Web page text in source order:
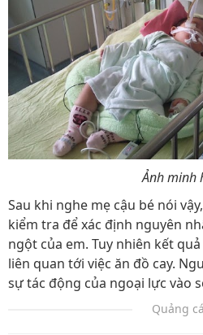
Ảnh minh
Sau khi nghe mẹ cậu bé nói
kiểm tra để xác định nguyên
ngột của em. Tuy nhiên kết
liên quan tới việc ăn đồ cay.
sự tác động của ngoại lực vào
Quảng